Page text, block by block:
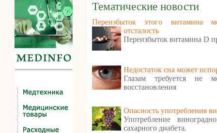
Тематические новости
Переизбыток этого витамина
отсталость
Переизбыток витамина D
Недостаток сна может
Глазам требуется не
восстановления
Опасность употребления
Употребление
сахарного диабета.